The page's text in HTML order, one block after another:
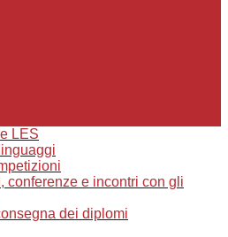
LES
conferenze e incontri con gli
dei diplomi